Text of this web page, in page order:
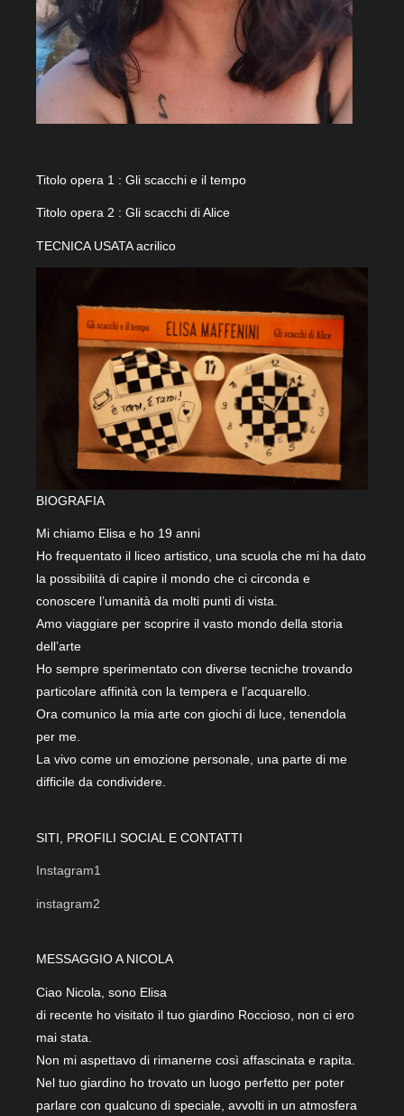
Titolo opera 1 : Gli scacchi e il tempo
Titolo opera 2 : Gli scacchi di Alice
TECNICA USATA acrilico
BIOGRAFIA
Mi chiamo Elisa e ho 19 anni
Ho frequentato il liceo artistico, una scuola che mi ha dato
la possibilità di capire il mondo che ci circonda e
conoscere l’umanità da molti punti di vista.
Amo viaggiare per scoprire il vasto mondo della storia
dell’arte
Ho sempre sperimentato con diverse tecniche trovando
particolare affinità con la tempera e l’acquarello.
Ora comunico la mia arte con giochi di luce, tenendola
per me.
La vivo come un emozione personale, una parte di me
difficile da condividere.
SITI, PROFILI SOCIAL E CONTATTI
Instagram1
instagram2
MESSAGGIO A NICOLA
Ciao Nicola, sono Elisa
di recente ho visitato il tuo giardino Roccioso, non ci ero
mai stata.
Non mi aspettavo di rimanerne così affascinata e rapita.
Nel tuo giardino ho trovato un luogo perfetto per poter
parlare con qualcuno di speciale, avvolti in un atmosfera